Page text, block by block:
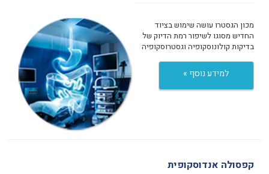
מכון הגסטרו עושה שימוש בציוד
החדיש מסוגו לשיפור רמת הדיוק של
בדיקות קולונוסקופיה וגסטרוסקופיה
למידע נוסף »
קפסולה אנדוסקופית